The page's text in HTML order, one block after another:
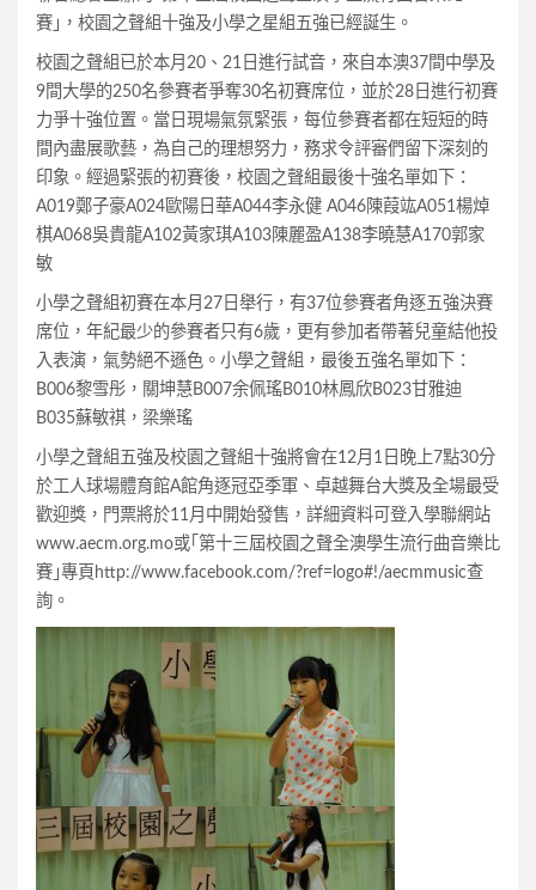
賽｣，校園之聲組十強及小學之星組五強已經誕生。
校園之聲組已於本月20、21日進行試音，來自本澳37間中學及
9間大學的250名參賽者爭奪30名初賽席位，並於28日進行初賽
力爭十強位置。當日現場氣氛緊張，每位參賽者都在短短的時
間內盡展歌藝，為自己的理想努力，務求令評審們留下深刻的
印象。經過緊張的初賽後，校園之聲組最後十強名單如下：
A019鄭子豪A024歐陽日華A044李永健 A046陳葭竑A051楊焯
棋A068吳貴龍A102黃家琪A103陳麗盈A138李曉慧A170郭家
敏
小學之聲組初賽在本月27日舉行，有37位參賽者角逐五強決賽
席位，年紀最少的參賽者只有6歲，更有參加者帶著兒童結他投
入表演，氣勢絕不遜色。小學之聲組，最後五強名單如下：
B006黎雪彤，關坤慧B007余佩瑤B010林鳳欣B023甘雅迪
B035蘇敏祺，梁樂瑤
小學之聲組五強及校園之聲組十強將會在12月1日晚上7點30分
於工人球場體育館A館角逐冠亞季軍、卓越舞台大獎及全場最受
歡迎獎，門票將於11月中開始發售，詳細資料可登入學聯網站
www.aecm.org.mo或｢第十三屆校園之聲全澳學生流行曲音樂比
賽｣專頁http://www.facebook.com/?ref=logo#!/aecmmusic查
詢。